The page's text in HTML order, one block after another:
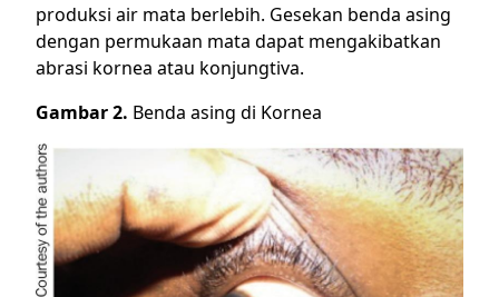
produksi air mata berlebih. Gesekan benda asing
dengan permukaan mata dapat mengakibatkan
abrasi kornea atau konjungtiva.
Gambar 2. Benda asing di Kornea